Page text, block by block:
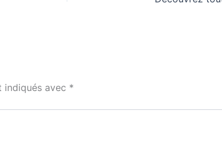
indiqués avec *